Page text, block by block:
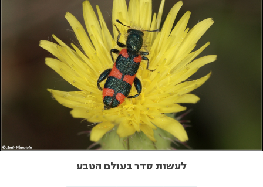
לעשות סדר בעולם הטבע